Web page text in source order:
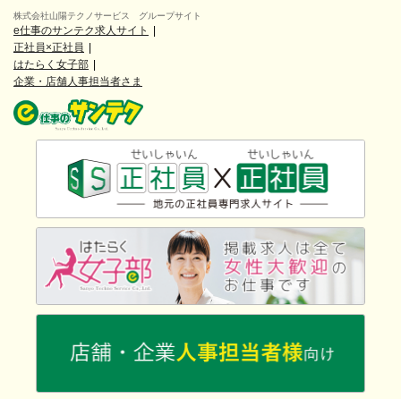
株式会社山陽テクノサービス グループサイト
e仕事のサンテク求人サイト
正社員×正社員
はたらく女子部
企業・店舗人事担当者さま